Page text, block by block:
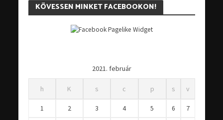
KÖVESSEN MINKET FACEBOOKON!
2021. február
h K s c p s v
1 2 3 4 5 6 7